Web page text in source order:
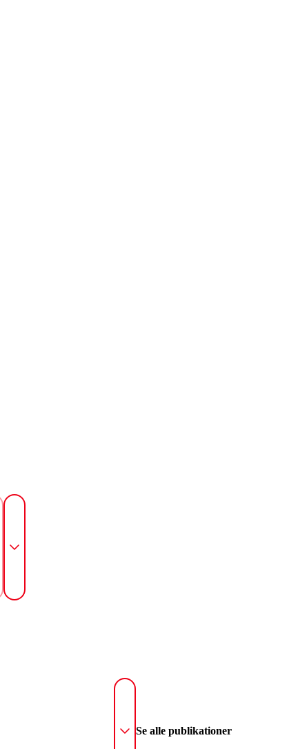
Se alle publikationer